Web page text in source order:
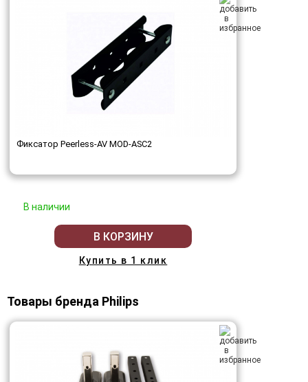
Фиксатор Peerless-AV MOD-ASC2
В наличии
В КОРЗИНУ
Купить в 1 клик
Товары бренда Philips